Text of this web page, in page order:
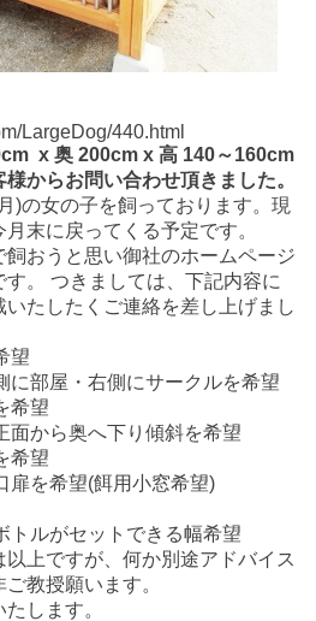
LargeDog/440.html
x 奥 200cm x 高 140～160cm
からお問い合わせ頂きました。
)の女の子を飼っております。現
末に戻ってくる予定です。
おうと思い御社のホームページ
。 つきましては、下記内容に
たしたくご連絡を差し上げまし
望
に部屋・右側にサークルを希望
希望
面から奥へ下り傾斜を希望
希望
扉を希望(餌用小窓希望)
トルがセットできる幅希望
上ですが、何か別途アドバイス
教授願います。
します。